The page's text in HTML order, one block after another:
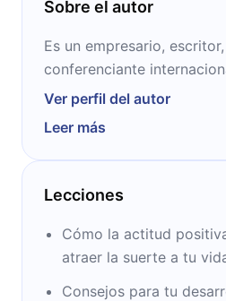
Sobre el autor
Es un empresario,
conferenciante
catalán. Acumula más de
número 1 en España.
millones de copias
estudió Administración de
Dirección de Empresas.
Ver perfil del autor
Leer más
Lecciones
Cómo la actitud
atraer la suerte a tu
Consejos para tu